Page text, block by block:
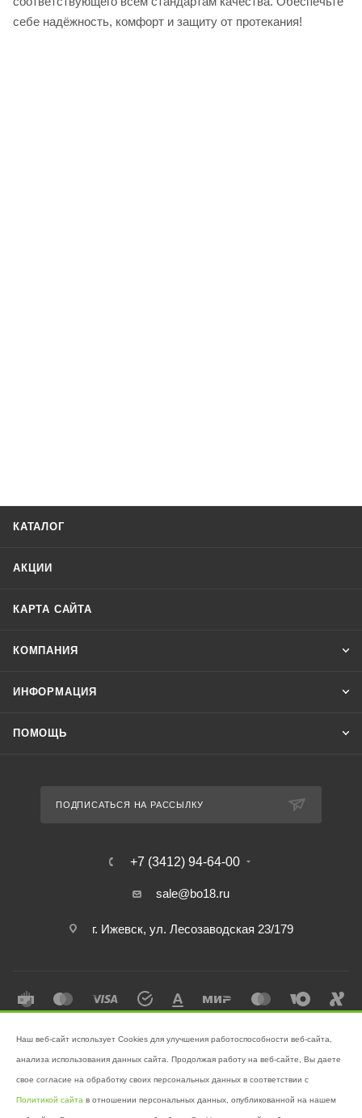
себе надёжность, комфорт и защиту от протекания!
КАТАЛОГ
АКЦИИ
КАРТА САЙТА
КОМПАНИЯ
ИНФОРМАЦИЯ
ПОМОЩЬ
ПОДПИСАТЬСЯ НА РАССЫЛКУ
+7 (3412) 94-64-00
sale@bo18.ru
г. Ижевск, ул. Лесозаводская 23/179
поддержании чистоты!
Наш веб-сайт использует Cookies для улучшения работоспособности веб-сайта,
анализа использования данных сайта. Продолжая работу на веб-сайте, Вы даете
свое согласие на обработку своих персональных данных в соответствии с
Политикой сайта в отношении персональных данных, опубликованной на нашем